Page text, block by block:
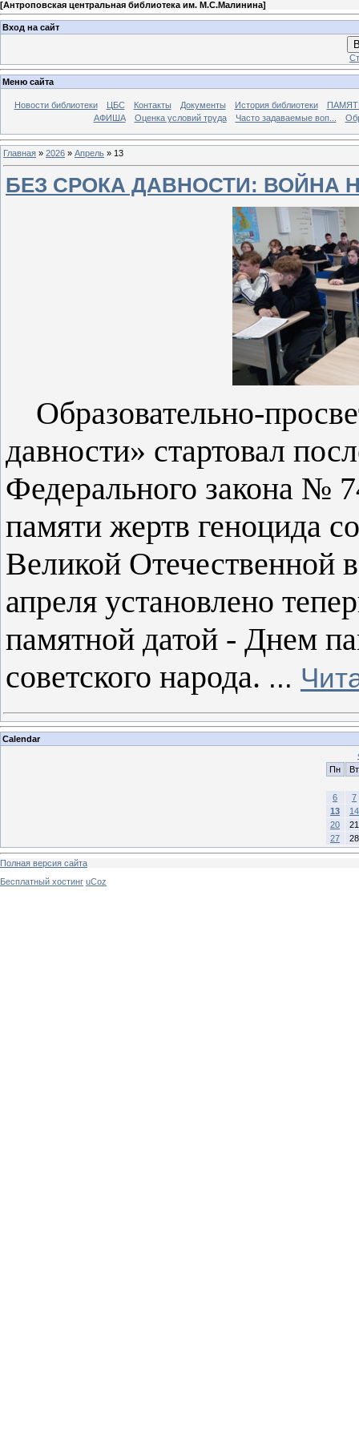
[Антроповская центральная библиотека им. М.С.Малинина]
Вход на сайт
Меню сайта
Новости библиотеки ЦБС Контакты Документы История библиотеки
АФИША
Оценка условий труда Часто задаваемые воп...
Главная » 2026 » Апрель » 13
БЕЗ СРОКА ДАВНОСТИ: ВОЙНА
Образовательно-
давности» стартовал
Федерального закона №
памяти жертв геноцида
Великой Отечественной
апреля установлено
памятной датой - Днем
советского народа. ...
Calendar
Пн
Вт
6
7
13
14
20
21
27
28
Полная версия сайта
Бесплатный хостинг uCoz